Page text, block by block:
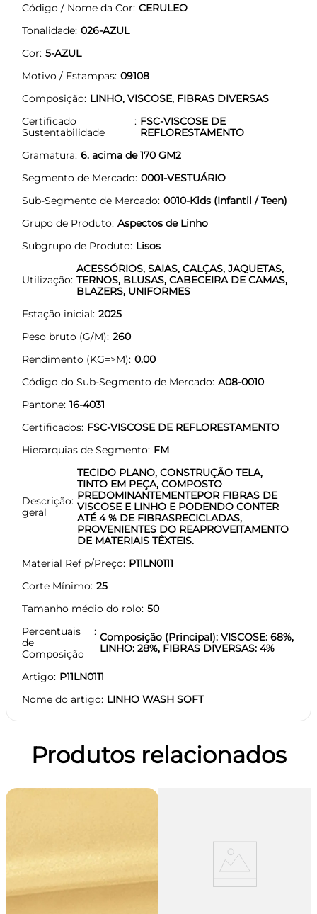
Código / Nome da Cor CERULEO
Tonalidade 026-AZUL
Cor 5-AZUL
Motivo / Estampas 09108
Composição LINHO, VISCOSE, FIBRAS DIVERSAS
Certificado
Sustentabilidade
FSC-VISCOSE DE
REFLORESTAMENTO
Gramatura 6. acima de 170 GM2
Segmento de Mercado 0001-VESTUÁRIO
Sub-Segmento de Mercado 0010-Kids (Infantil / Teen)
Grupo de Produto Aspectos de Linho
Subgrupo de Produto Lisos
Utilização
ACESSÓRIOS, SAIAS, CALÇAS, JAQUETAS,
TERNOS, BLUSAS, CABECEIRA DE CAMAS,
BLAZERS, UNIFORMES
Estação inicial 2025
Peso bruto (G/M) 260
Rendimento (KG=>M) 0.00
Código do Sub-Segmento de Mercado A08-0010
Pantone 16-4031
Certificados FSC-VISCOSE DE REFLORESTAMENTO
Hierarquias de Segmento FM
Descrição
geral
TECIDO PLANO, CONSTRUÇÃO TELA,
TINTO EM PEÇA, COMPOSTO
PREDOMINANTEMENTEPOR FIBRAS DE
VISCOSE E LINHO E PODENDO CONTER
ATÉ 4 % DE FIBRASRECICLADAS,
PROVENIENTES DO REAPROVEITAMENTO
DE MATERIAIS TÊXTEIS.
Material Ref p/Preço P11LN0111
Corte Mínimo 25
Tamanho médio do rolo 50
Percentuais
de
Composição
Composição (Principal): VISCOSE: 68%,
LINHO: 28%, FIBRAS DIVERSAS: 4%
Artigo P11LN0111
Nome do artigo LINHO WASH SOFT
Produtos relacionados